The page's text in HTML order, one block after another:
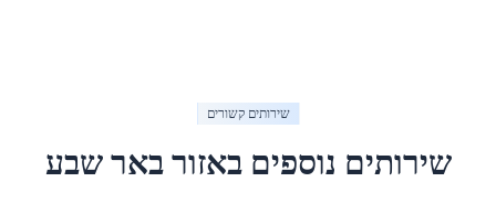
שירותים קשורים
שירותים נוספים באזורבאר שבע